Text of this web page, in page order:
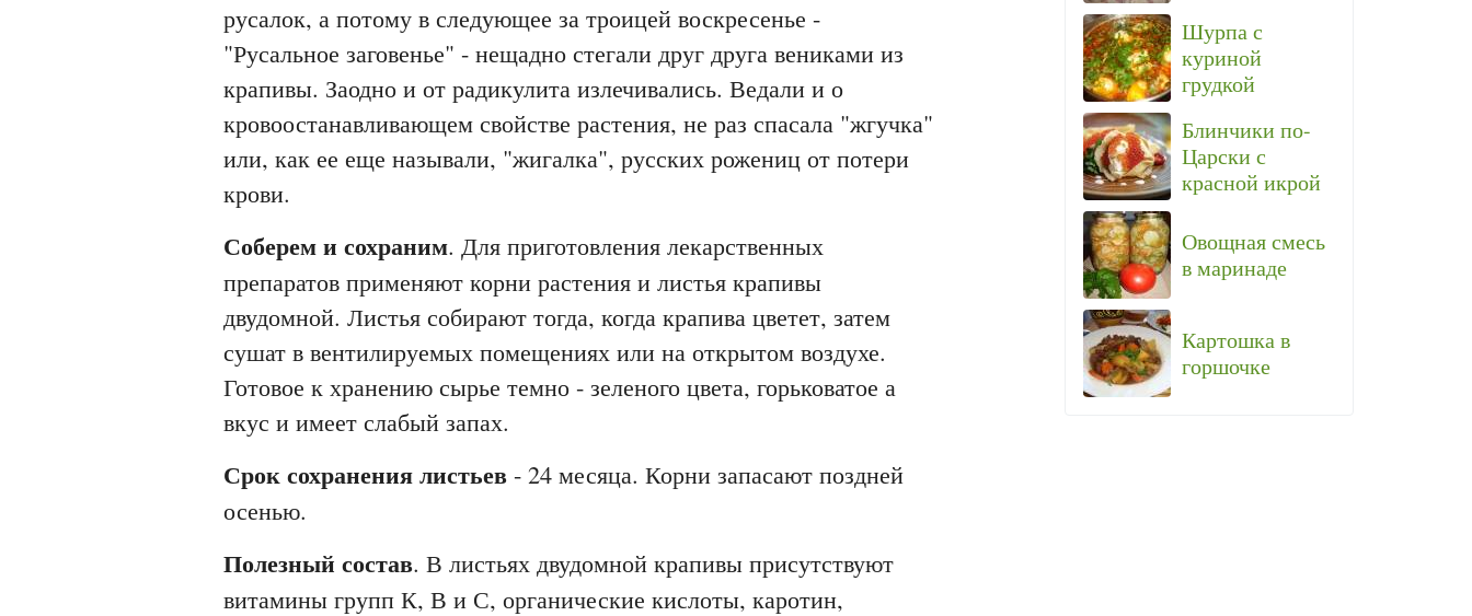
русалок, а потому в следующее за троицей воскресенье -
"Русальное заговенье" - нещадно стегали друг друга вениками из
крапивы. Заодно и от радикулита излечивались. Ведали и о
кровоостанавливающем свойстве растения, не раз спасала "жгучка"
или, как ее еще называли, "жигалка", русских рожениц от потери
крови.
Соберем и сохраним. Для приготовления лекарственных
препаратов применяют корни растения и листья крапивы
двудомной. Листья собирают тогда, когда крапива цветет, затем
сушат в вентилируемых помещениях или на открытом воздухе.
Готовое к хранению сырье темно - зеленого цвета, горьковатое а
вкус и имеет слабый запах.
Срок сохранения листьев - 24 месяца. Корни запасают поздней
осенью.
Полезный состав. В листьях двудомной крапивы присутствуют
витамины групп К, В и С, органические кислоты, каротин,
Шурпа с
куриной
грудкой
Блинчики по-
Царски с
красной икрой
Овощная смесь
в маринаде
Картошка в
горшочке